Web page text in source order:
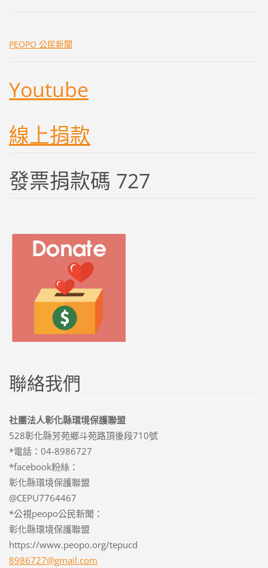
PEOPO 公民新聞
Youtube
線上捐款
發票捐款碼 727
聯絡我們
社團法人彰化縣環境保護聯盟
528彰化縣芳苑鄉斗苑路頂後段710號
*電話：04-8986727
*facebook粉絲：
彰化縣環境保護聯盟
@CEPU7764467
*公視peopo公民新聞：
彰化縣環境保護聯盟
https://www.peopo.org/tepucd
8986727@gmail.com